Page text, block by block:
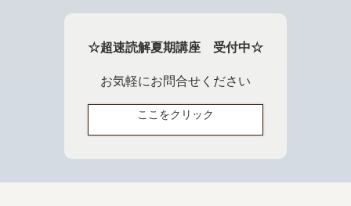
☆超速読解夏期講座 受付中☆
お気軽にお問合せください
ここをクリック